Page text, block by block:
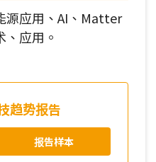
源应用、AI、Matter
应用。
趋势报告
报告样本